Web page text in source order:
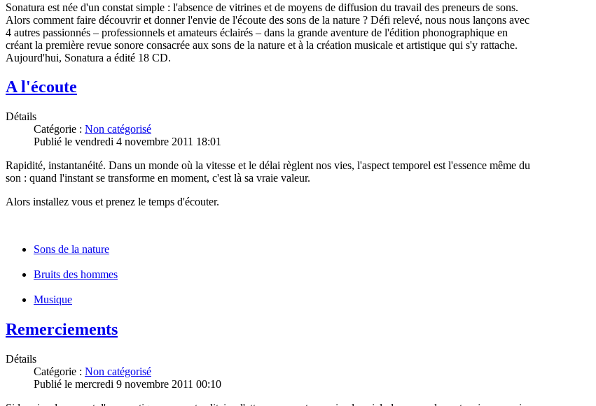
Sonatura est née d'un constat simple : l'absence de vitrines et de moyens de diffusion du travail des preneurs de sons.
Alors comment faire découvrir et donner l'envie de l'écoute des sons de la nature ? Défi relevé, nous nous lançons avec
4 autres passionnés – professionnels et amateurs éclairés – dans la grande aventure de l'édition phonographique en
créant la première revue sonore consacrée aux sons de la nature et à la création musicale et artistique qui s'y rattache.
Aujourd'hui, Sonatura a édité 18 CD.
A l'écoute
Détails
Catégorie : Non catégorisé
Publié le vendredi 4 novembre 2011 18:01
Rapidité, instantanéité. Dans un monde où la vitesse et le délai règlent nos vies, l'aspect temporel est l'essence même du
son : quand l'instant se transforme en moment, c'est là sa vraie valeur.
Alors installez vous et prenez le temps d'écouter.
Sons de la nature
Bruits des hommes
Musique
Remerciements
Détails
Catégorie : Non catégorisé
Publié le mercredi 9 novembre 2011 00:10